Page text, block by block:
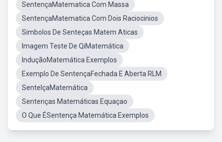
SentençaMatematica Com Massa
SentençaMatematica Com Dois Raciocinios
Simbolos De Senteças Matem Aticas
Imagem Teste De QiMatemática
InduçãoMatemática Exemplos
Exemplo De SentençaFechada E Aberta RLM
SentelçaMatemática
Sentenças Matemáticas Equaçao
O Que ÉSentença Matemática Exemplos